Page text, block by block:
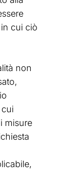
cui ciò
non
misure